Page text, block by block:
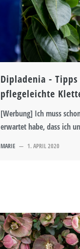
Dipladenia -
pflegeleichte
[Werbung] Ich muss
erwartet habe, dass ich
MARIE — 1. APRIL 2020